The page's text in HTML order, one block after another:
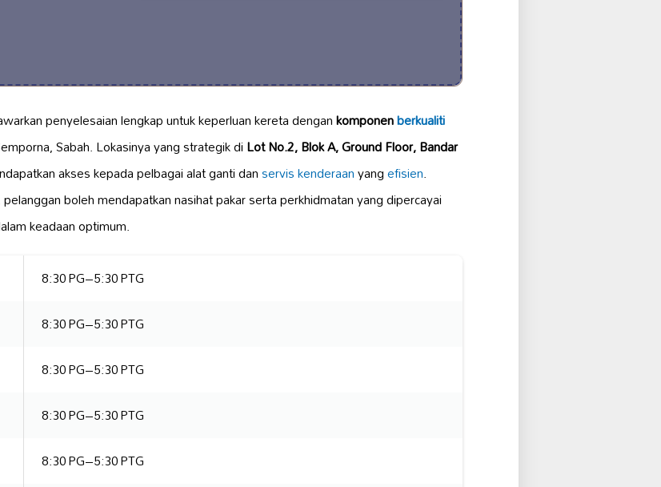
penyelesaian lengkap untuk keperluan kereta dengankomponenberkualiti
Sabah. Lokasinya yang strategik diLot No.2, Blok A, Ground Floor, Bandar
akses kepada pelbagai alat ganti danservis kenderaanyangefisien.
pelanggan boleh mendapatkan nasihat pakar serta perkhidmatan yang dipercayai
keadaan optimum.
8:30 PG–5:30 PTG
8:30 PG–5:30 PTG
8:30 PG–5:30 PTG
8:30 PG–5:30 PTG
8:30 PG–5:30 PTG